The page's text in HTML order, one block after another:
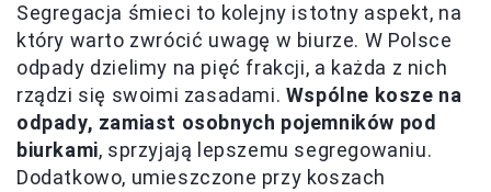
Segregacja śmieci to kolejny istotny aspekt, na
który warto zwrócić uwagę w biurze. W Polsce
odpady dzielimy na pięć frakcji, a każda z nich
rządzi się swoimi zasadami. Wspólne kosze na
odpady, zamiast osobnych pojemników pod
biurkami, sprzyjają lepszemu segregowaniu.
Dodatkowo, umieszczone przy koszach